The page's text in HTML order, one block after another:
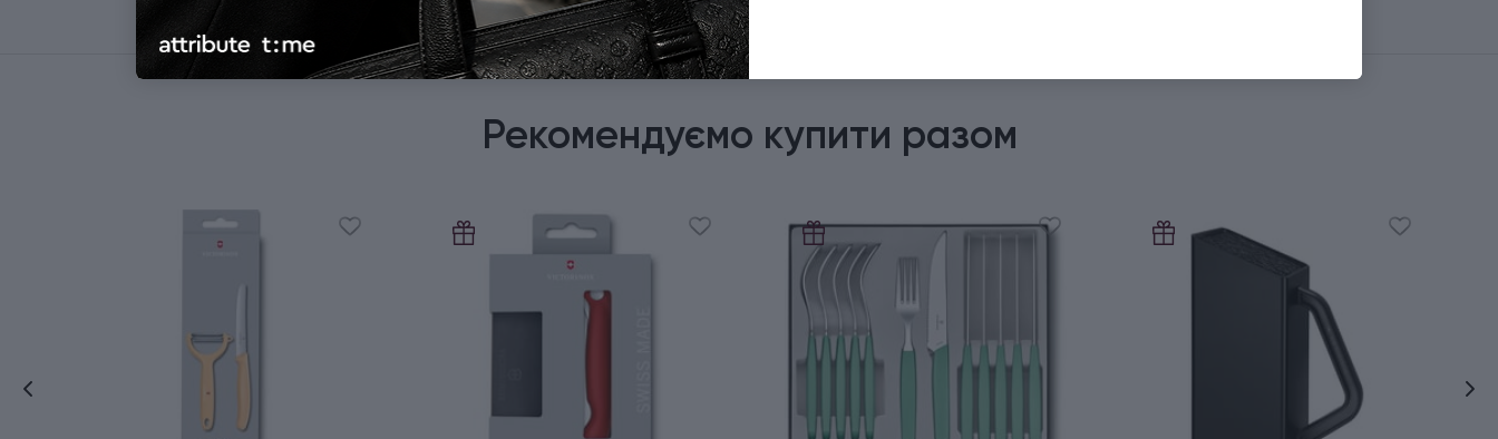
Рекомендуємо купити разом